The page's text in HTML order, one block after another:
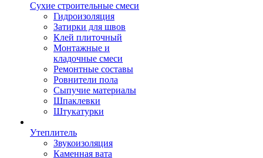
Сухие строительные смеси
Гидроизоляция
Затирки для швов
Клей плиточный
Монтажные и
кладочные смеси
Ремонтные составы
Ровнители пола
Сыпучие материалы
Шпаклевки
Штукатурки
Утеплитель
Звукоизоляция
Каменная вата